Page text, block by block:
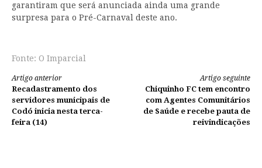
garantiram que será anunciada ainda uma grande
surpresa para o Pré-Carnaval deste ano.
Fonte: O Imparcial
Continue
lendo
Artigo anterior
Recadastramento dos
servidores municipais de
Codó inicia nesta terca-
feira (14)
Artigo seguinte
Chiquinho FC tem encontro
com Agentes Comunitários
de Saúde e recebe pauta de
reivindicações